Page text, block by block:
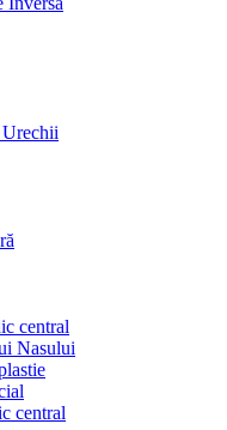
central
Nasului
central